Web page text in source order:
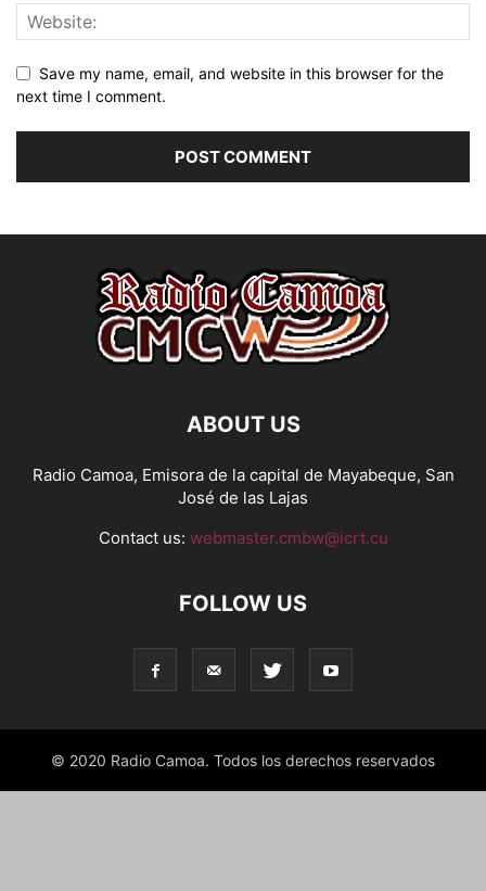
Save my name, email, and website in this browser for the
next time I comment.
ABOUT US
Radio Camoa, Emisora de la capital de Mayabeque, San
José de las Lajas
Contact us: webmaster.cmbw@icrt.cu
FOLLOW US
© 2020 Radio Camoa. Todos los derechos reservados